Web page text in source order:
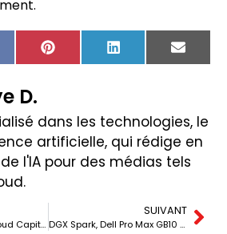
Pinterest LinkedIn Email
D.
dans les technologies, le
artificielle, qui rédige en
l'IA pour des médias tels
Realty Income et Cloud Capital créent un véhicule de 6 milliards pour des centres de données
SUIVANT
DGX Spark, Dell Pro Max GB10 et ASUS Ascent GX10 : l’IA locale entre dans le bureau